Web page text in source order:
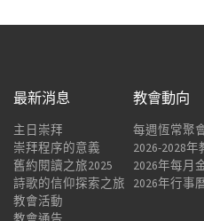
最新消息
主日崇拜
崇拜程序的意義
舊約閱讀之旅2025
詩歌的信仰探索之旅
教會活動
教會動向
每週恆常聚
2026-2028
2026年每月
2026年行事